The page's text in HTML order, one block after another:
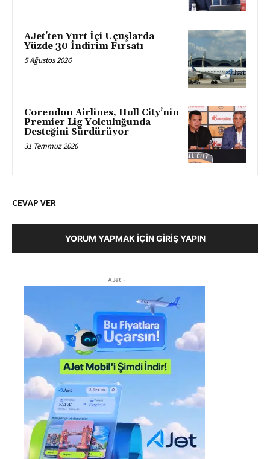
AJet’ten Yurt İçi Uçuşlarda
Yüzde 30 İndirim Fırsatı
5 Ağustos 2026
Corendon Airlines, Hull City’nin
Premier Lig Yolculuğunda
Desteğini Sürdürüyor
31 Temmuz 2026
CEVAP VER
YORUM YAPMAK İÇIN GIRIŞ YAPIN
- AJet -